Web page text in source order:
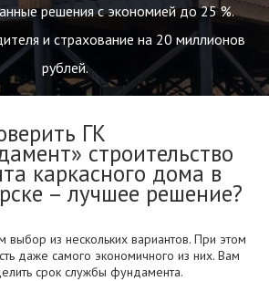
решения с экономией до 25 %.
и страхование на 20 миллионов
рублей.
ГК
строительство
каркасного дома в
– лучшее решение?
из нескольких вариантов. При этом
даже самого экономичного из них. Вам
срок службы фундамента.